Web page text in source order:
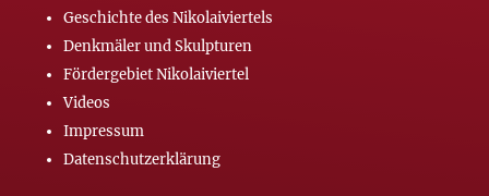
Geschichte des Nikolaiviertels
Denkmäler und Skulpturen
Fördergebiet Nikolaiviertel
Videos
Impressum
Datenschutzerklärung